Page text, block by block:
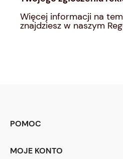
Więcej informacji na
znajdziesz w naszym
POMOC
MOJE KONTO